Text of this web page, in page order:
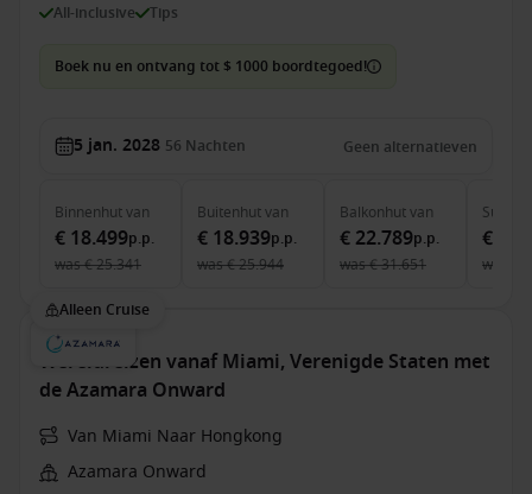
All-inclusive Tips
Boek nu en ontvang tot $ 1000 boordtegoed!
5 jan. 2028 56 Nachten Geen alternatieven
Binnenhutvan
€ 18.499p.p.
was€ 25.341
Buitenhutvan
€ 18.939p.p.
was€ 25.944
Balkonhutvan
€ 22.789p.p.
was€ 31.651
Suite
€
was
Alleen Cruise
Wereldreizen vanaf Miami, Verenigde Staten met
de Azamara Onward
Van Miami Naar Hongkong
Azamara Onward